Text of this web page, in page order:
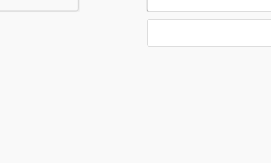
آدرس
سایت